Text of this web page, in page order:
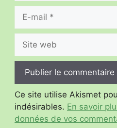
mail
web
Ce site utilise Akismet
indésirables. En savoir
données de vos